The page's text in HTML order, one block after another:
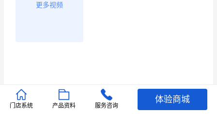
更多视频
推荐文章
门店系统 产品资料 服务咨询
体验商城